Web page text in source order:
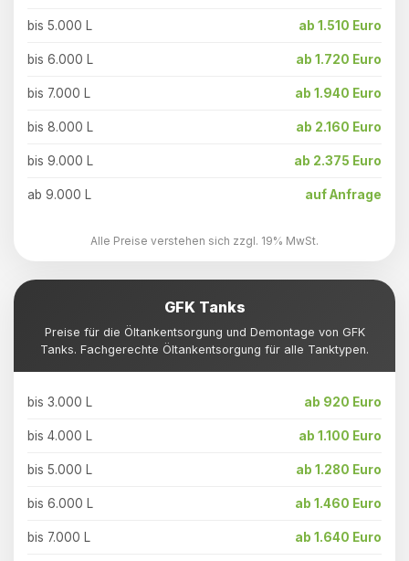
bis 5.000 L ab 1.510 Euro
bis 6.000 L ab 1.720 Euro
bis 7.000 L ab 1.940 Euro
bis 8.000 L ab 2.160 Euro
bis 9.000 L ab 2.375 Euro
ab 9.000 L auf Anfrage
Alle Preise verstehen sich zzgl. 19% MwSt.
GFK Tanks
Preise für die Öltankentsorgung und Demontage von GFK
Tanks. Fachgerechte Öltankentsorgung für alle Tanktypen.
bis 3.000 L ab 920 Euro
bis 4.000 L ab 1.100 Euro
bis 5.000 L ab 1.280 Euro
bis 6.000 L ab 1.460 Euro
bis 7.000 L ab 1.640 Euro